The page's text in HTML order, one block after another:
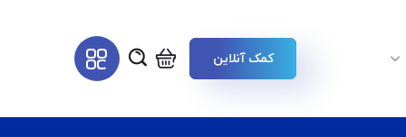
کمک آنلاین